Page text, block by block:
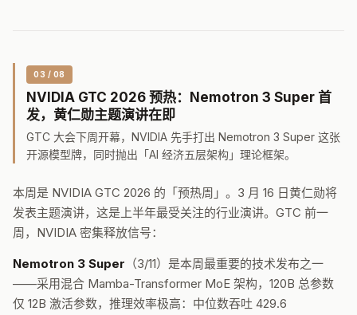
03 / 08
NVIDIA GTC 2026 预热：Nemotron 3 Super 首
发，黄仁勋主题演讲在即
GTC 大会下周开幕，NVIDIA 先手打出 Nemotron 3 Super 这张
开源模型牌，同时抛出「AI 经济五层架构」理论框架。
本周是 NVIDIA GTC 2026 的「预热周」。3 月 16 日黄仁勋将
发表主题演讲，这是上半年最受关注的行业演讲。GTC 前一
周，NVIDIA 密集释放信号：
Nemotron 3 Super （3/11）是本周最重要的技术发布之一
——采用混合 Mamba-Transformer MoE 架构，120B 总参数
仅 12B 激活参数，推理效率极高：中位数吞吐 429.6